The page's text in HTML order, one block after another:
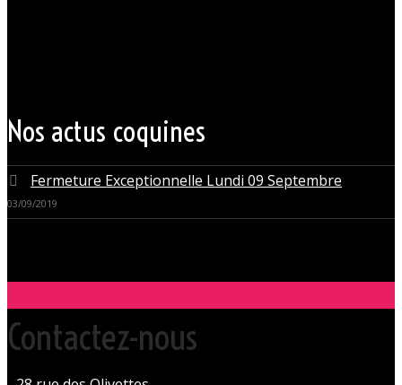
Nos actus coquines
Fermeture Exceptionnelle Lundi 09 Septembre
03/09/2019
Contactez-nous